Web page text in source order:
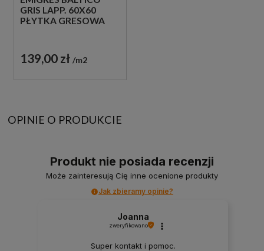
GRIS LAPP. 60X60
PŁYTKA GRESOWA
139,00 zł m2
OPINIE O PRODUKCIE
Produkt nie posiada recenzji
Może zainteresują Cię inne ocenione produkty
Jak zbieramy opinie?
Joanna
zweryfikowano
Super kontakt i pomoc.